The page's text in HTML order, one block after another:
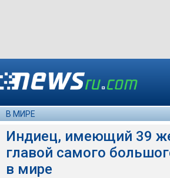
В МИРЕ
Индиец, имеющий 39
главой самого
в мире